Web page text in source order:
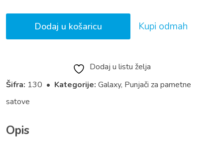
Dodaj u košaricu Kupi odmah
Dodaj u listu želja
Šifra: 130 • Kategorije: Galaxy, Punjači za pametne
satove
Opis